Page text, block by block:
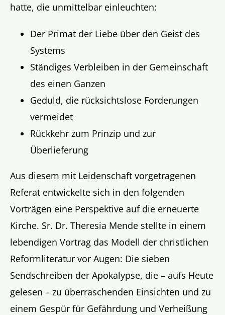
hatte, die unmittelbar einleuchten:
Der Primat der Liebe über den Geist des
Systems
Ständiges Verbleiben in der Gemeinschaft
des einen Ganzen
Geduld, die rücksichtslose Forderungen
vermeidet
Rückkehr zum Prinzip und zur
Überlieferung
Aus diesem mit Leidenschaft vorgetragenen
Referat entwickelte sich in den folgenden
Vorträgen eine Perspektive auf die erneuerte
Kirche. Sr. Dr. Theresia Mende stellte in einem
lebendigen Vortrag das Modell der christlichen
Reformliteratur vor Augen: Die sieben
Sendschreiben der Apokalypse, die – aufs Heute
gelesen – zu überraschenden Einsichten und zu
einem Gespür für Gefährdung und Verheißung